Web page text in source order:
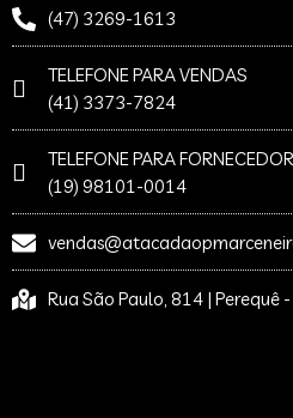
(47) 3269-1613
TELEFONE PARA VENDAS
(41) 3373-7824
TELEFONE PARA
(19) 98101-0014
Rua São Paulo, 814 | Perequê